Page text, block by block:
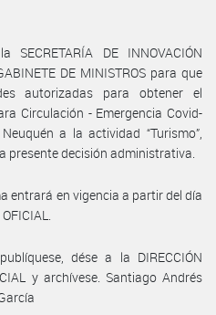
SECRETARÍA DE INNOVACIÓN
DE MINISTROS para que
autorizadas para obtener el
Circulación - Emergencia Covid-
a la actividad “Turismo”,
presente decisión administrativa.
entrará en vigencia a partir del día
dése a la DIRECCIÓN
y archívese. Santiago Andrés